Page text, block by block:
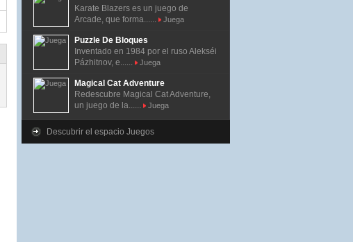
Karate Blazers es un juego de
Arcade, que forma......
Juega
Puzzle De Bloques
Inventado en 1984 por el ruso Alekséi
Pázhitnov, e......
Juega
Magical Cat Adventure
Redescubre Magical Cat Adventure,
un juego de la......
Juega
Descubrir el espacio Juegos